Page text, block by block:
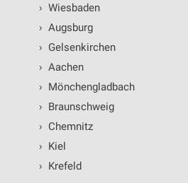
› Wiesbaden
› Augsburg
› Gelsenkirchen
› Aachen
› Mönchengladbach
› Braunschweig
› Chemnitz
› Kiel
› Krefeld